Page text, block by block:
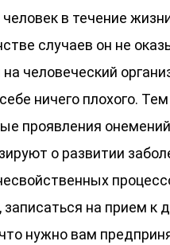
в течение
случаев он не
на человеческий
ничего плохого.
проявления онемений
о развитии
записаться на прием к
нужно вам